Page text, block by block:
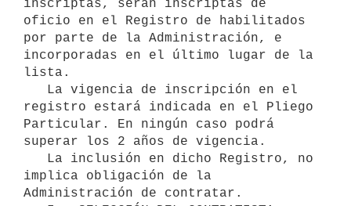
inscriptas, serán inscriptas de
oficio en el Registro de habilitados
por parte de la Administración, e
incorporadas en el último lugar de la
lista.
registro estará indicada en el Pliego
Particular. En ningún caso podrá
superar los 2 años de vigencia.
implica obligación de la
Administración de contratar.